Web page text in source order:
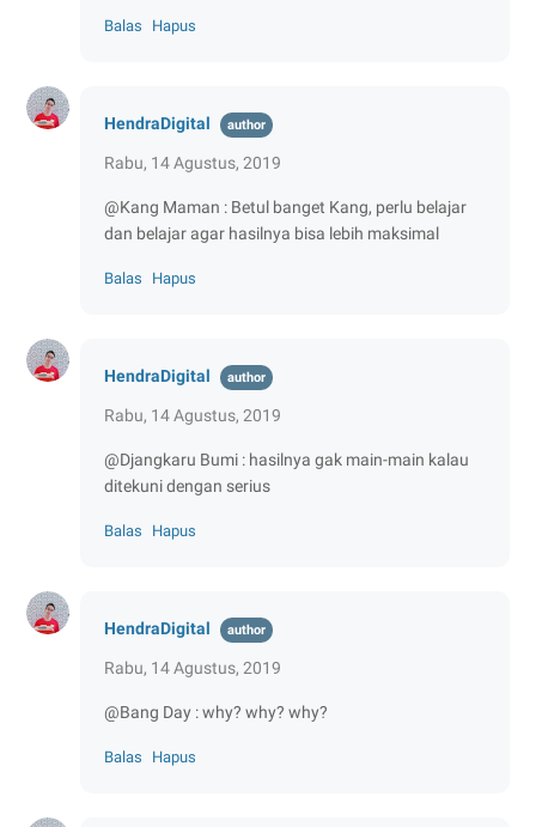
Balas Hapus
HendraDigital
Rabu, 14 Agustus, 2019
@Kang Maman : Betul banget Kang, perlu belajar
dan belajar agar hasilnya bisa lebih maksimal
Balas Hapus
HendraDigital
Rabu, 14 Agustus, 2019
@Djangkaru Bumi : hasilnya gak main-main kalau
ditekuni dengan serius
Balas Hapus
HendraDigital
Rabu, 14 Agustus, 2019
@Bang Day : why? why? why?
Balas Hapus